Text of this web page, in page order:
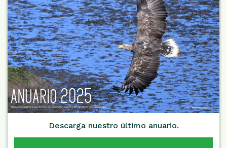
Descarga nuestro último anuario.